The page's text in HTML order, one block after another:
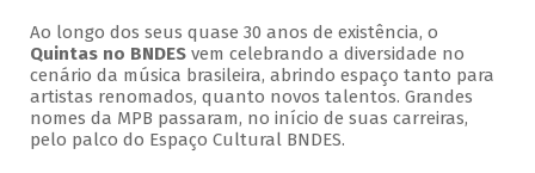
Ao longo dos seus quase 30 anos de existência, o
Quintas no BNDESvem celebrando a diversidade no
cenário da música brasileira, abrindo espaço tanto para
artistas renomados, quanto novos talentos. Grandes
nomes da MPB passaram, no início de suas carreiras,
pelo palco do Espaço Cultural BNDES.